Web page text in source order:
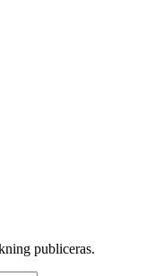
publiceras.